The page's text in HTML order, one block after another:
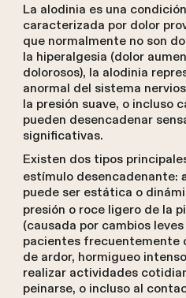
La alodinia es una
caracterizada por dolor
que normalmente no son
la hiperalgesia (dolor
dolorosos), la alodinia
anormal del sistema
la presión suave, o incluso
pueden desencadenar
significativas.
Existen dos tipos
estímulo desencadenante:
puede ser estática o
presión o roce ligero de la
(causada por cambios
pacientes frecuentemente
de ardor, hormigueo
realizar actividades
peinarse, o incluso al